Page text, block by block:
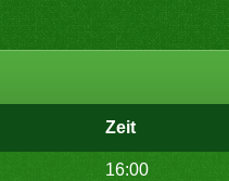
Zeit
16:00